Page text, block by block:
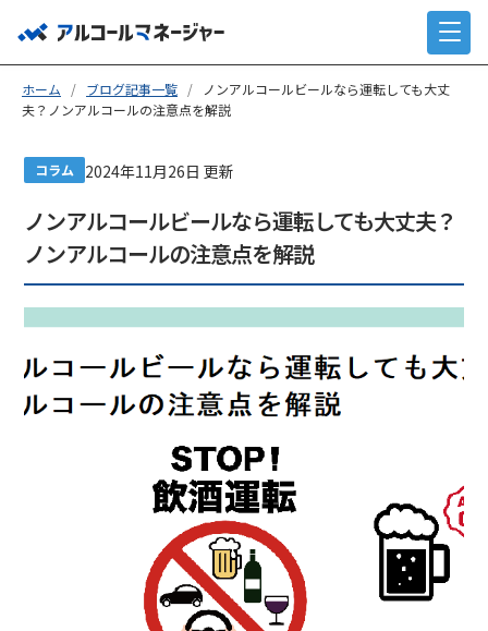
ホーム / ブログ記事一覧 /
ノンアルコールビールなら運転しても大丈
夫？ノンアルコールの注意点を解説
コラム 2024年11月26日 更新
ノンアルコールビールなら運転しても大丈夫？
ノンアルコールの注意点を解説